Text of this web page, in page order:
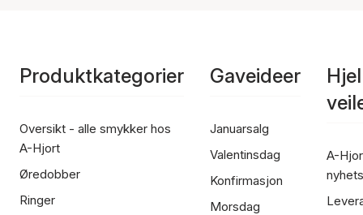
Produktkategorier
Oversikt - alle smykker hos
A-Hjort
Øredobber
Ringer
Gaveideer
Januarsalg
Valentinsdag
Konfirmasjon
Morsdag
A-